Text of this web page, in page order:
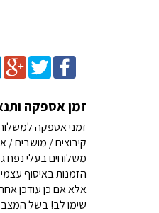
זמן אספקה
זמני אספקה למשלוח עד לבית הלקוח
קיבוצים / מושבים /
משלוחים בעלי נפח
הזמנות באיסוף
אלא אם כן עודכן
שימו לב! בשל המצב